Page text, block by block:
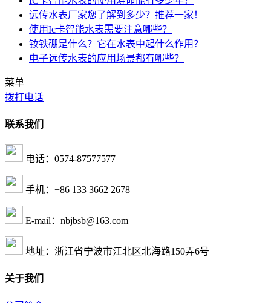
远传水表厂家您了解到多少？推荐一家！
使用Ic卡智能水表需要注意哪些？
钕铁硼是什么？它在水表中起什么作用？
电子远传水表的应用场景都有哪些？
菜单
拨打电话
联系我们
电话：0574-87577577
手机：+86 133 3662 2678
E-mail：nbjbsb@163.com
地址：浙江省宁波市江北区北海路150弄6号
关于我们